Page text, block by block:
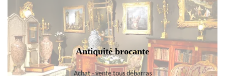
Antiquité brocante
Achat - vente tous débarras